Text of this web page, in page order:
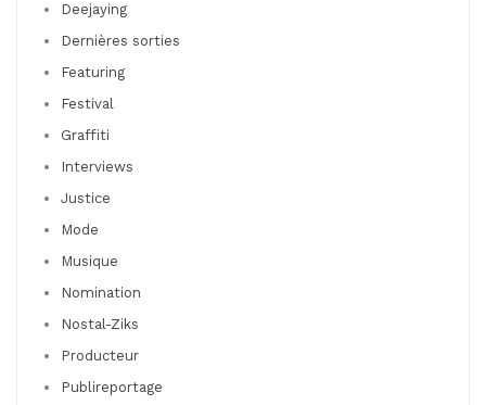
Deejaying
Dernières sorties
Featuring
Festival
Graffiti
Interviews
Justice
Mode
Musique
Nomination
Nostal-Ziks
Producteur
Publireportage